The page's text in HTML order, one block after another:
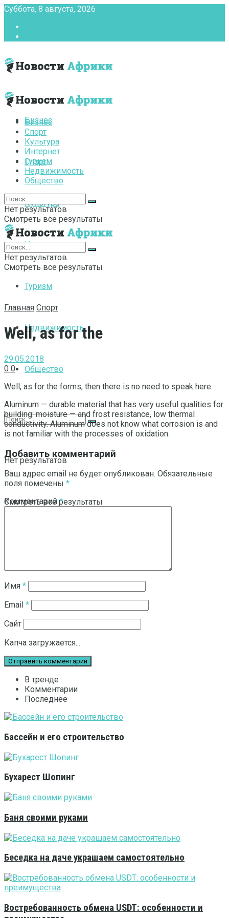
Суббота, 8 августа, 2026
Бизнес
Спорт
Культура
Интернет
Туризм
Недвижимость
Общество
Нет результатов
Смотреть все результаты
Бизнес
Спорт
Культура
Интернет
Туризм
Недвижимость
Общество
Нет результатов
Смотреть все результаты
Нет результатов
Смотреть все результаты
Главная Спорт
Well, as for the
29.05.2018
0 0
Well, as for the forms, then there is no need to speak here.
Aluminum — durable material that has very useful qualities for
building: moisture — and frost resistance, low thermal
conductivity. Aluminum does not know what corrosion is and
is not familiar with the processes of oxidation.
Добавить комментарий
Ваш адрес email не будет опубликован. Обязательные
поля помечены *
Комментарий*
Имя *
Email *
Сайт
Капча загружается...
В тренде
Комментарии
Последнее
Бассейн и его строительство
Бухарест Шопинг
Баня своими руками
Беседка на даче украшаем самостоятельно
Востребованность обмена USDT: особенности и